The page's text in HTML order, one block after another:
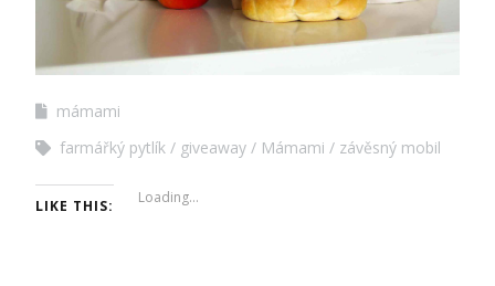
mámami
farmářký pytlík
giveaway Mámami závěsný mobil
LIKE THIS: Loading...